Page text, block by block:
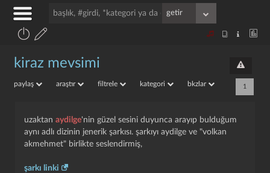
kiraz mevsimi
paylaş araştır filtrele kategori bkzlar 1
uzaktan aydilge'nin güzel sesini duyunca arayıp bulduğum
aynı adlı dizinin jenerik şarkısı. şarkıyı aydilge ve "volkan
akmehmet" birlikte seslendirmiş,
şarkı linki